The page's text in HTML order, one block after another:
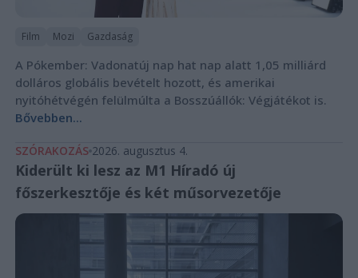
Film Mozi Gazdaság
A Pókember: Vadonatúj nap hat nap alatt 1,05 milliárd
dolláros globális bevételt hozott, és amerikai
nyitóhétvégén felülmúlta a Bosszúállók: Végjátékot is.
Bővebben...
SZÓRAKOZÁS 2026. augusztus 4.
Kiderült ki lesz az M1 Híradó új
főszerkesztője és két műsorvezetője